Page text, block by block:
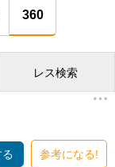
360
レス検索
参考になる!